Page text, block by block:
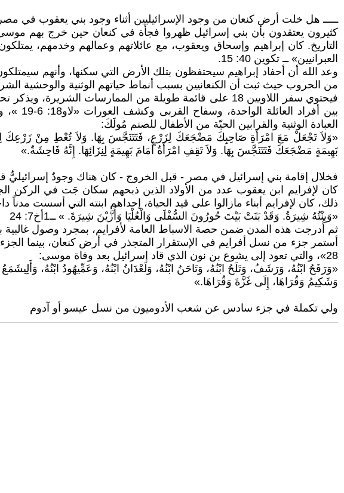
ـــــ هل خلت أرض كنعان من وجود الإسرائيليين أثناء وجود بني يعقوب في
كثيرون يعتقدون بأن بني إسرائيل ظهروا فجأة في كنعان حين خرج بهم
التاريخ. كان إبراهيم وإسحاق ويعقوب، مع عائلاتهم وعمالهم
العبرانيين» ــ تكوين 40: 15.
وعد الله أن أحفاد إبراهيم سيحتفظون بتلك الأرض التي سكنها، وأنهم
من الحروب حيث ثبت أن الكنعانيين بسبب أنماط حياتهم الوثنية والوحشية
بين
العبادة الوثنية والقرابين الحيّة من الأطفال للصنم مُولَكَ:
«وَلاَ تَجْعَلْ مَعَ امْرَأَةِ صَاحِبِكَ مَضْجَعَكَ لِزَرْعٍ، فَتَتَنَجَّسَ بِهَا. وَلاَ تُعْطِ مِنْ زَرْعِكَ
بَهِيمَةٍ مَضْجَعَكَ فَتَتَنَجَّسَ بِهَا. وَلاَ تَقِفِ امْرَأَةٌ أَمَامَ بَهِيمَةٍ لِنِزَائِهَا. إِنَّهُ فَاحِشَةٌ.»
فخلال إقامة بني إسرائيل في مصر - قبل الخروج - كان هناك وجودٌ إسرائيليٌّ قائماً في
ذلك، كان لإفرايم أبناء مازالوا على قيد الحياة، إحداهم ابنته التي أسست
«وَبِنْتُهُ شِيرَةُ. وَقَدْ بَنَتْ بَيْتَ حُورُونَ السُّفْلَى وَالْعُلْيَا وَأُزَّيْنَ شِيرَةَ. » ــ1أخ7: 24
ثم أُدرجت هذه المدن ضمن حصة الاسباط العامة لأفرايم، بمجرد وصول غالبية
28»، والتي تعود إلى يشوع بن نون الذي قاد إسرائيل بعد وفاة موسى:
«وَرَفَحُ ابْنُهُ، وَرَشَفُ، وَتَلَحُ ابْنُهُ، وَتَاحَنُ ابْنُهُ، وَلَعْدَانُ ابْنُهُ، وَعَمِّيهُودُ ابْنُهُ،
وَشَكِيمُ وَقُرَاهَا، إِلَى غَزَّةَ وَقُرَاهَا.»
ولي تكملة في جزء سادس عن شعب الأدوميون من نسل عيسو أو آدوم